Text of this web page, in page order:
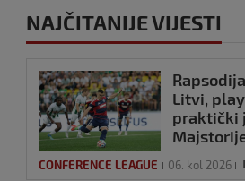
NAJČITANIJE VIJESTI
Litvi,
praktički
CONFERENCE LEAGUE 06. kol 2026